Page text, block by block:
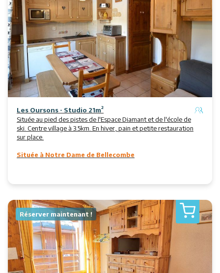
Les Oursons - Studio 21m²
Située au pied des pistes de l'Espace Diamant et de l'école de
ski. Centre village à 3.5km. En hiver, pain et petite restauration
sur place.
Située à Notre Dame de Bellecombe
Réserver maintenant !